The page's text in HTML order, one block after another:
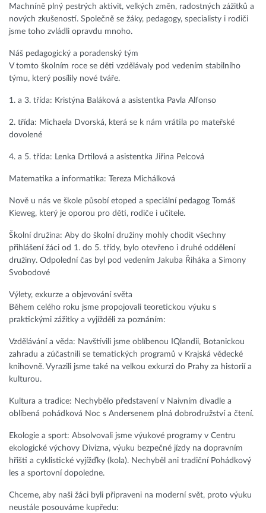
Machníně plný pestrých aktivit, velkých změn, radostných zážitků a
nových zkušeností. Společně se žáky, pedagogy, specialisty i rodiči
jsme toho zvládli opravdu mnoho.
Náš pedagogický a poradenský tým
V tomto školním roce se děti vzdělávaly pod vedením stabilního
týmu, který posílily nové tváře.
1. a 3. třída: Kristýna Baláková a asistentka Pavla Alfonso
2. třída: Michaela Dvorská, která se k nám vrátila po mateřské
dovolené
4. a 5. třída: Lenka Drtilová a asistentka Jiřina Pelcová
Matematika a informatika: Tereza Michálková
Nově u nás ve škole působí etoped a speciální pedagog Tomáš
Kieweg, který je oporou pro děti, rodiče i učitele.
Školní družina: Aby do školní družiny mohly chodit všechny
přihlášení žáci od 1. do 5. třídy, bylo otevřeno i druhé oddělení
družiny. Odpolední čas byl pod vedením Jakuba Řiháka a Simony
Svobodové
Výlety, exkurze a objevování světa
Během celého roku jsme propojovali teoretickou výuku s
praktickými zážitky a vyjížděli za poznáním:
Vzdělávání a věda: Navštívili jsme oblíbenou IQlandii, Botanickou
zahradu a zúčastnili se tematických programů v Krajská vědecké
knihovně. Vyrazili jsme také na velkou exkurzi do Prahy za historií a
kulturou.
Kultura a tradice: Nechybělo představení v Naivním divadle a
oblíbená pohádková Noc s Andersenem plná dobrodružství a čtení.
Ekologie a sport: Absolvovali jsme výukové programy v Centru
ekologické výchovy Divizna, výuku bezpečné jízdy na dopravním
hřišti a cyklistické vyjížďky (kola). Nechyběl ani tradiční Pohádkový
les a sportovní dopoledne.
Chceme, aby naši žáci byli připraveni na moderní svět, proto výuku
neustále posouváme kupředu: